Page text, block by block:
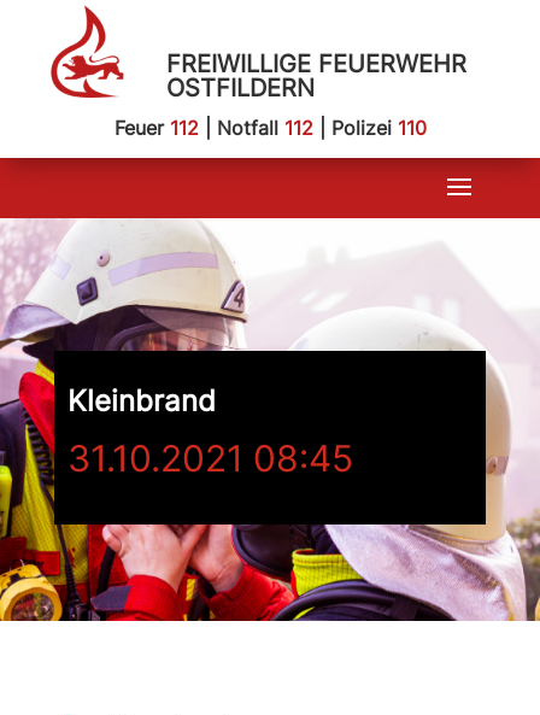
FREIWILLIGE FEUERWEHR
OSTFILDERN
Feuer 112| Notfall 112| Polizei 110
Kleinbrand
31.10.2021 08:45